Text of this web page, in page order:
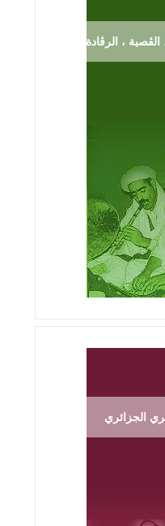
، الرڨادة
الجزائري